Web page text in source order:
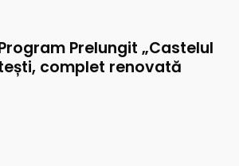
Prelungit „Castelul
complet renovată